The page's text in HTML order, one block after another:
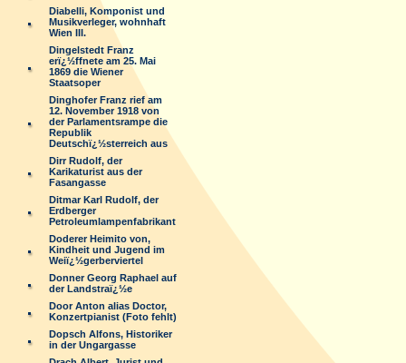
Diabelli, Komponist und
Musikverleger, wohnhaft
Wien III.
Dingelstedt Franz
erï¿½ffnete am 25. Mai
1869 die Wiener
Staatsoper
Dinghofer Franz rief am
12. November 1918 von
der Parlamentsrampe die
Republik
Deutschï¿½sterreich aus
Dirr Rudolf, der
Karikaturist aus der
Fasangasse
Ditmar Karl Rudolf, der
Erdberger
Petroleumlampenfabrikant
Doderer Heimito von,
Kindheit und Jugend im
Weiï¿½gerberviertel
Donner Georg Raphael auf
der Landstraï¿½e
Door Anton alias Doctor,
Konzertpianist (Foto fehlt)
Dopsch Alfons, Historiker
in der Ungargasse